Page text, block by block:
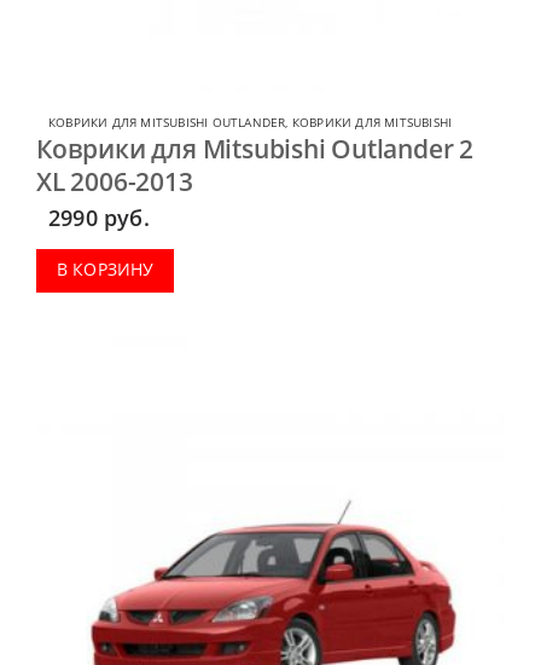
КОВРИКИ ДЛЯ MITSUBISHI OUTLANDER, КОВРИКИ ДЛЯ MITSUBISHI
Коврики для Mitsubishi Outlander 2
XL 2006-2013
2990 руб.
В КОРЗИНУ